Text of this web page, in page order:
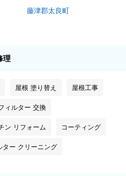
藤津郡太良町
理
屋根 塗り替え 屋根工事
ィルター 交換
ン リフォーム コーティング
ター クリーニング